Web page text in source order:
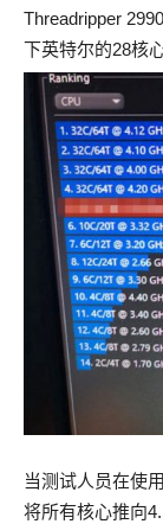
Threadripper
下英特尔的28核
当测试人员在使
将所有核心推向